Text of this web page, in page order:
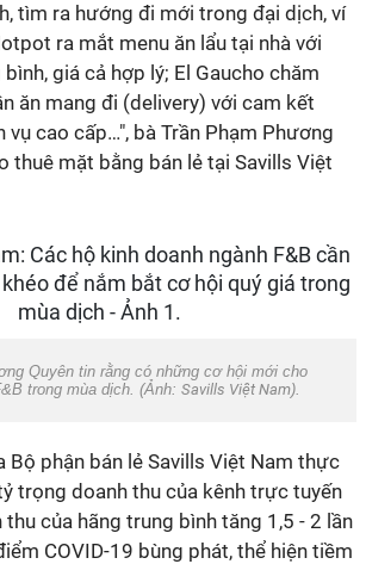
tìm ra hướng đi mới trong đại dịch, ví
ra mắt menu ăn lẩu tại nhà với
giá cả hợp lý; El Gaucho chăm
ăn mang đi (delivery) với cam kết
cao cấp…", bà Trần Phạm Phương
thuê mặt bằng bán lẻ tại Savills Việt
Quyên tin rằng có những cơ hội mới cho
trong mùa dịch. (Ảnh: Savills Việt Nam).
Bộ phận bán lẻ Savills Việt Nam thực
trọng doanh thu của kênh trực tuyến
của hãng trung bình tăng 1,5 - 2 lần
COVID-19 bùng phát, thể hiện tiềm